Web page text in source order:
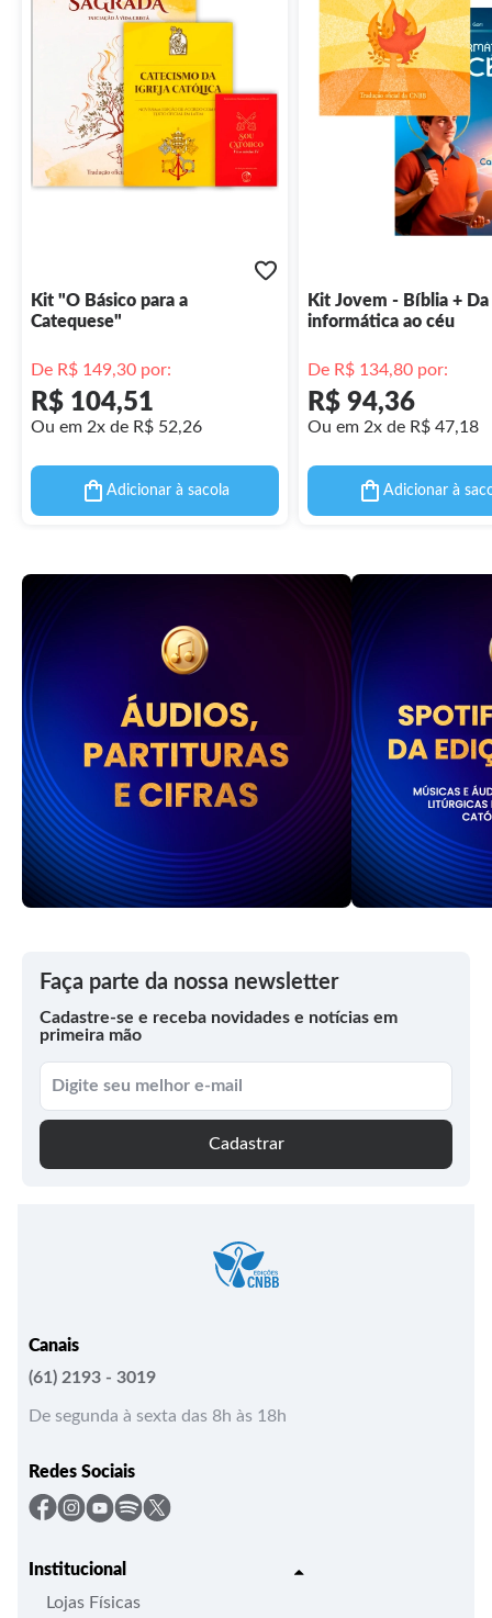
Kit "O Básico para a
Catequese"
De R$ 149,30 por:
R$ 104,51
Ou em 2x de R$ 52,26
Adicionar à sacola
Kit Jovem - Bíblia + Da
informática ao céu
De R$ 134,80 por:
R$ 94,36
Ou em 2x de R$ 47,18
Adicionar à
Faça parte da nossa newsletter
Cadastre-se e receba novidades e notícias em
primeira mão
Cadastrar
Canais
(61) 2193 - 3019
De segunda à sexta das 8h às 18h
Redes Sociais
Institucional
Lojas Físicas